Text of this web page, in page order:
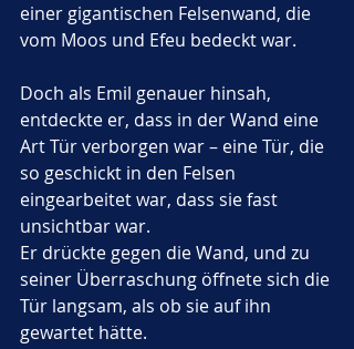
einer gigantischen Felsenwand, die
vom Moos und Efeu bedeckt war.
Doch als Emil genauer hinsah,
entdeckte er, dass in der Wand eine
Art Tür verborgen war – eine Tür, die
so geschickt in den Felsen
eingearbeitet war, dass sie fast
unsichtbar war.
Er drückte gegen die Wand, und zu
seiner Überraschung öffnete sich die
Tür langsam, als ob sie auf ihn
gewartet hätte.